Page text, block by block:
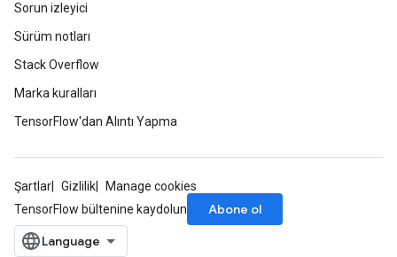
Sorun izleyici
Sürüm notları
Stack Overflow
Marka kuralları
TensorFlow'dan Alıntı Yapma
Şartlar Gizlilik
Manage cookies
TensorFlow bültenine kaydolun
Abone ol